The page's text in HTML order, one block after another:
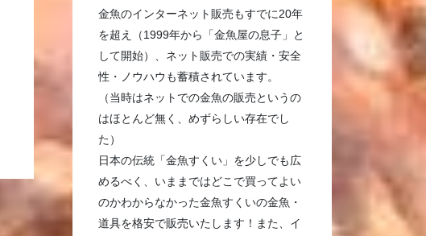
金魚のインターネット販売もすでに20年
を超え（1999年から「金魚屋の息子」と
して開始）、ネット販売での実績・安全
性・ノウハウも蓄積されています。
（当時はネットでの金魚の販売というの
はほとんど無く、めずらしい存在でし
た）
日本の伝統「金魚すくい」を少しでも広
めるべく、いままではどこで買ってよい
のかわからなかった金魚すくいの金魚・
道具を格安で販売いたします！また、イ